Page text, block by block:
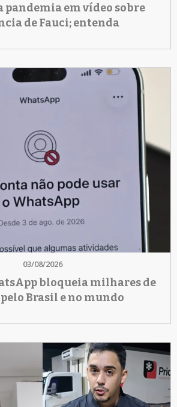
pandemia em vídeo sobre
de Fauci; entenda
03/08/2026
bloqueia milhares de
Brasil e no mundo